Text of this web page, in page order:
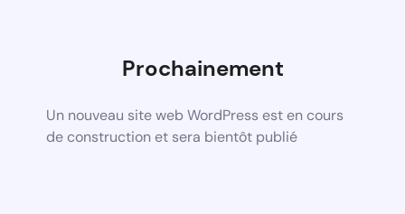
Prochainement
Un nouveau site web WordPress est en cours
de construction et sera bientôt publié